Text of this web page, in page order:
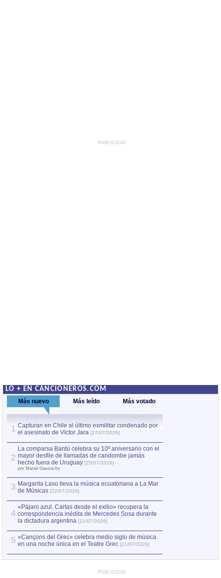
PUBLICIDAD
LO + EN CANCIONEROS.COM
Más nuevo Más leído Más votado
1 Capturan en Chile al último exmilitar condenado por
el asesinato de Víctor Jara [27/07/2026]
2
La comparsa Bantú celebra su 10º aniversario con el
mayor desfile de llamadas de candombe jamás
hecho fuera de Uruguay [25/07/2026]
por Manel Gausachs
3 Margarita Laso lleva la música ecuatoriana a La Mar
de Músicas [22/07/2026]
4
«Pájaro azul. Cartas desde el exilio» recupera la
correspondencia inédita de Mercedes Sosa durante
la dictadura argentina [21/07/2026]
5 «Cançons del Grec» celebra medio siglo de música
en una noche única en el Teatre Grec [21/07/2026]
PUBLICIDAD